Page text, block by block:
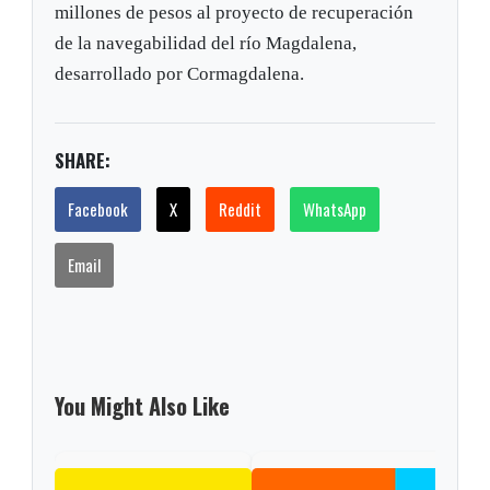
millones de pesos al proyecto de recuperación
de la navegabilidad del río Magdalena,
desarrollado por Cormagdalena.
SHARE:
Facebook X Reddit WhatsApp
Email
You Might Also Like